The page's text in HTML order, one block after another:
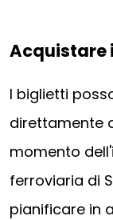
Acquistare
I biglietti
direttamente
momento
ferroviaria di
pianificare in